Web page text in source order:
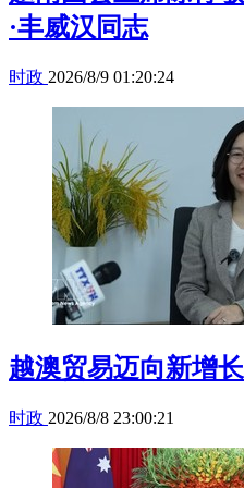
·丰威汉同志
时政 2026/8/9 01:20:24
越澳贸易迈向新增
时政 2026/8/8 23:00:21